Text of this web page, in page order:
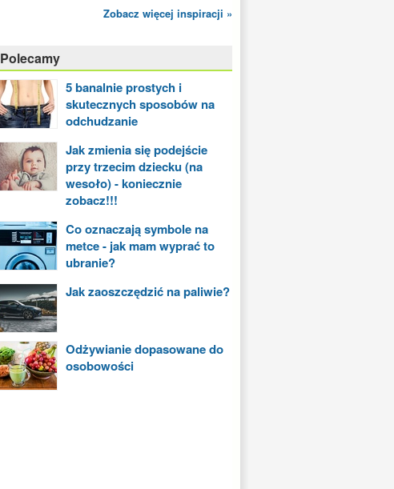
Zobacz więcej inspiracji »
Polecamy
5 banalnie prostych i
skutecznych sposobów na
odchudzanie
Jak zmienia się podejście
przy trzecim dziecku (na
wesoło) - koniecznie
zobacz!!!
Co oznaczają symbole na
metce - jak mam wyprać to
ubranie?
Jak zaoszczędzić na paliwie?
Odżywianie dopasowane do
osobowości